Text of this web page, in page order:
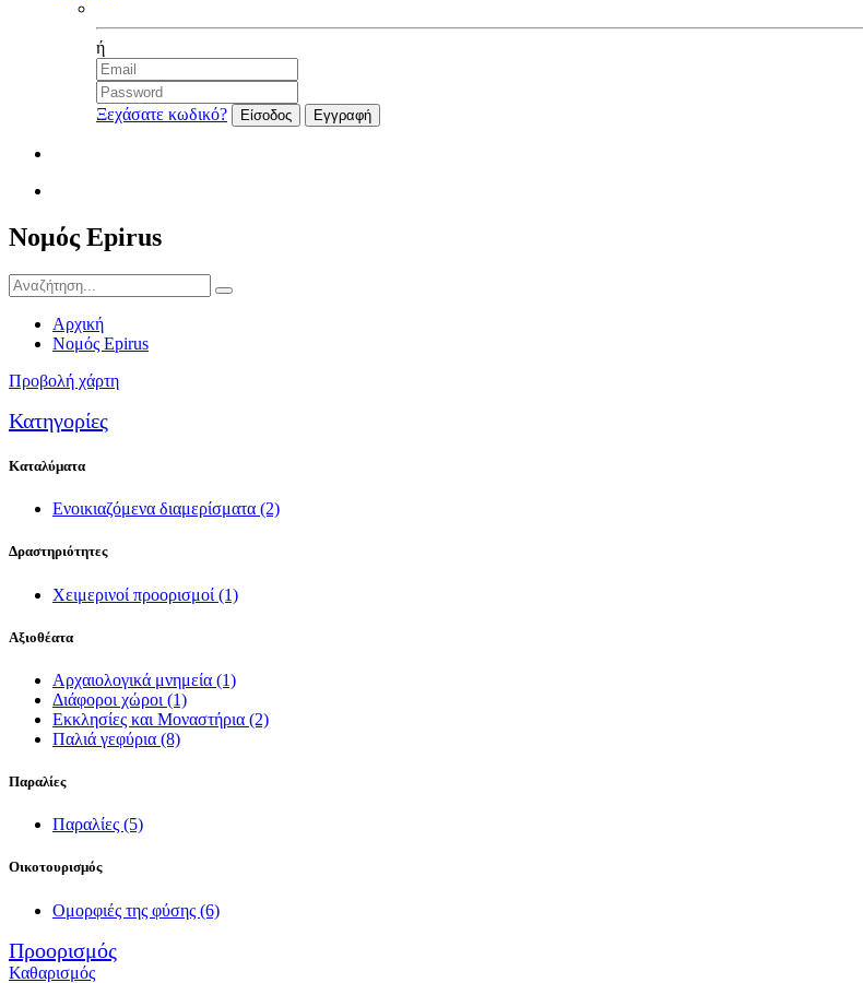
ή
Ξεχάσατε κωδικό?
Νομός Epirus
Αρχική
Νομός Epirus
Προβολή χάρτη
Κατηγορίες
Καταλύματα
Ενοικιαζόμενα διαμερίσματα (2)
Δραστηριότητες
Χειμερινοί προορισμοί (1)
Αξιοθέατα
Αρχαιολογικά μνημεία (1)
Διάφοροι χώροι (1)
Εκκλησίες και Μοναστήρια (2)
Παλιά γεφύρια (8)
Παραλίες
Παραλίες (5)
Οικοτουρισμός
Ομορφιές της φύσης (6)
Προορισμός
Καθαρισμός